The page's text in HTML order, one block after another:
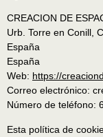
CREACION DE
Urb. Torre en Conill,
España
España
Web: https://
Correo electrónico:
Número de teléfono:
Esta política de